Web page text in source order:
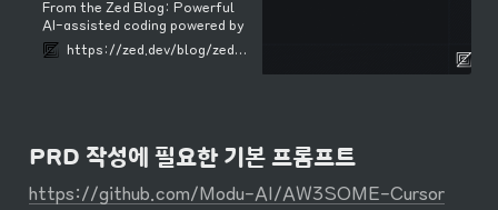
From the Zed Blog: Powerful
AI-assisted coding powered by
Anthropic's Claude, now
available.
https://zed.dev/blog/zed-ai
PRD 작성에 필요한 기본 프롬프트
https://github.com/Modu-AI/AW3SOME-Cursor